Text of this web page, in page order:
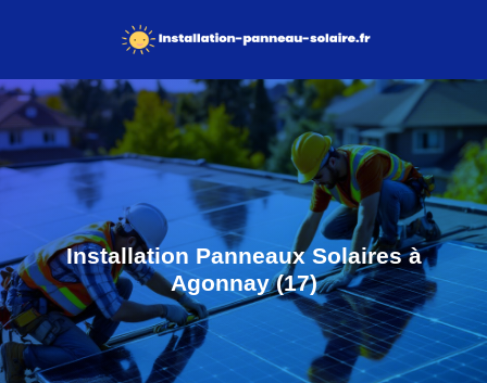
Installation Panneaux Solaires à
Agonnay (17)